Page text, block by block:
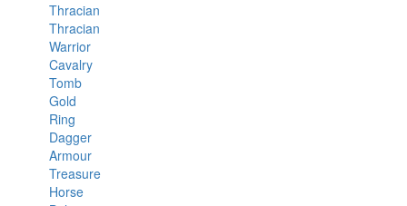
Thracian
Thracian
Warrior
Cavalry
Tomb
Gold
Ring
Dagger
Armour
Treasure
Horse